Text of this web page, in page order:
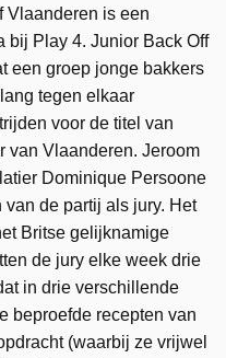
Vlaanderen is een
bij Play 4. Junior Back Off
een groep jonge bakkers
tegen elkaar
voor de titel van
van Vlaanderen. Jeroom
Dominique Persoone
de partij als jury. Het
Britse gelijknamige
de jury elke week drie
in drie verschillende
beproefde recepten van
(waarbij ze vrijwel